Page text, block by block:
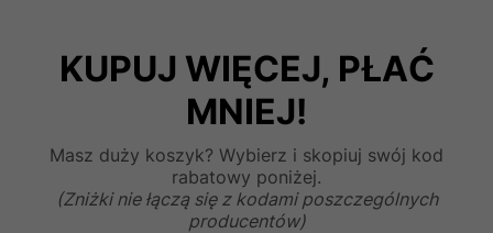
KUPUJ WIĘCEJ, PŁAĆ
MNIEJ!
Masz duży koszyk? Wybierz i skopiuj swój kod
rabatowy poniżej.
(Zniżki nie łączą się z kodami poszczególnych
producentów)